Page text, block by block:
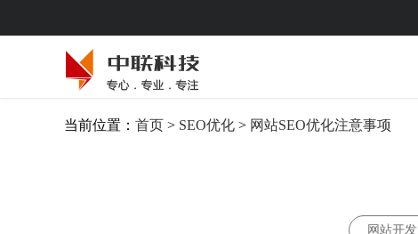
当前位置： 首页 > SEO优化 > 网站SEO优化注意事项
网站开发